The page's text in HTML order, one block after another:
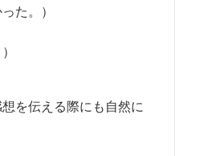
た。）
を伝える際にも自然に